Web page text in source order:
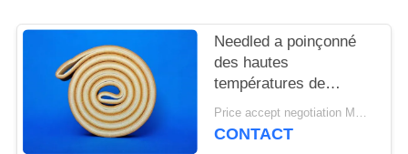
DU
PRIVACY
POLICY
Needled a poinçonné
des hautes
températures de
résistance de tissu de
feutre de Pbo Kevlar
Price accept negotiation MOQ:1 mètre carré
CONTACT